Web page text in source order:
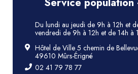
Du lundi au jeudi de 9h à 12h et
vendredi de 9h à 12h et de 14h à
Hôtel de Ville 5 chemin de
49610 Mûrs-Érigné
02 41 79 78 77